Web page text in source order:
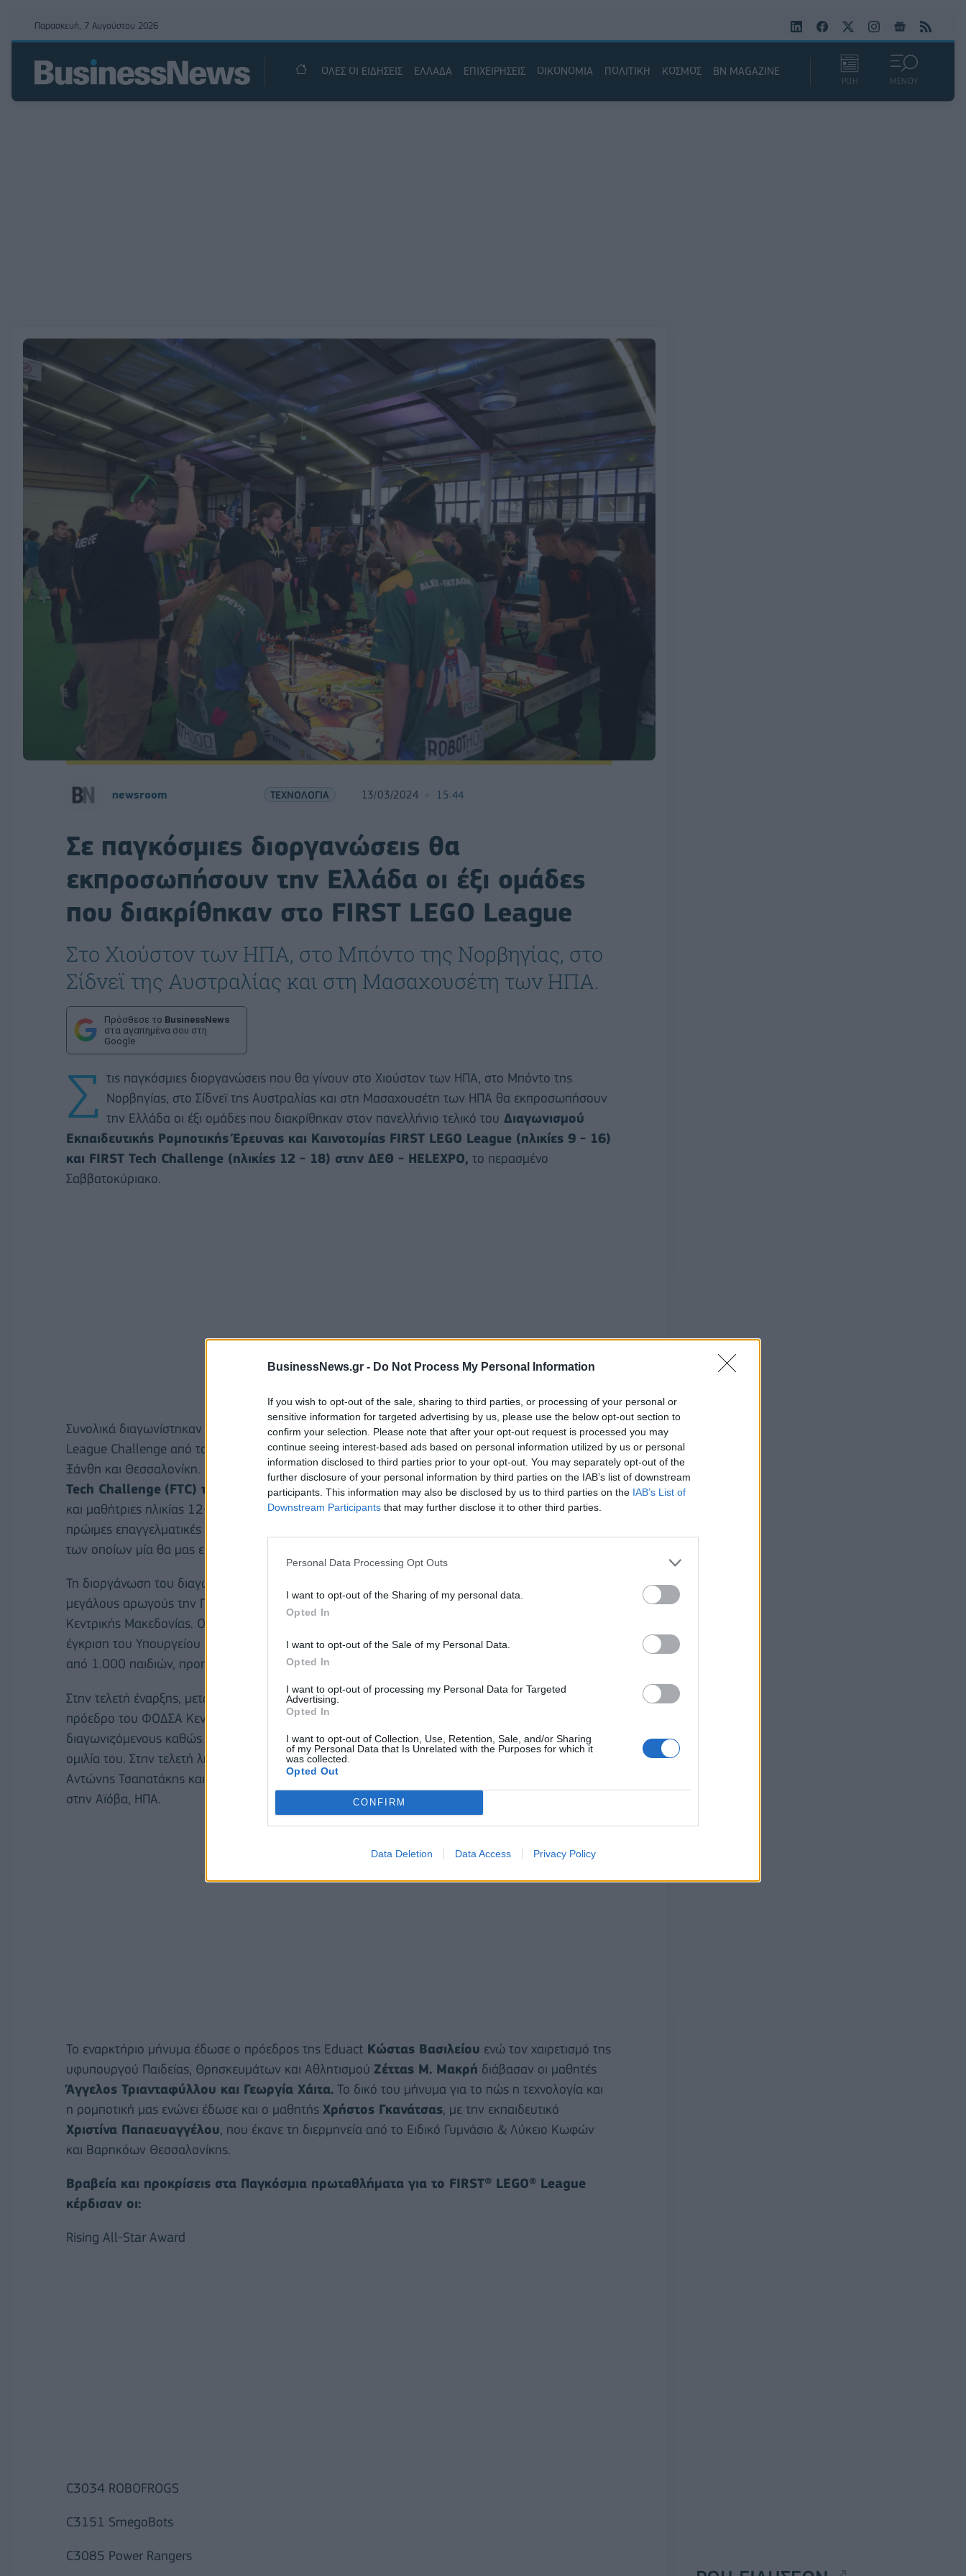
BusinessNews.gr - Do Not Process My Personal Information
If you wish to opt-out of the sale, sharing to third parties, or processing of your personal or
sensitive information for targeted advertising by us, please use the below opt-out section to
confirm your selection. Please note that after your opt-out request is processed you may
continue seeing interest-based ads based on personal information utilized by us or personal
information disclosed to third parties prior to your opt-out. You may separately opt-out of the
further disclosure of your personal information by third parties on the IAB’s list of downstream
participants. This information may also be disclosed by us to third parties on the IAB’s List of
Downstream Participants that may further disclose it to other third parties.
Personal Data Processing Opt Outs
I want to opt-out of the Sharing of my personal data.
Opted In
I want to opt-out of the Sale of my Personal Data.
Opted In
I want to opt-out of processing my Personal Data for Targeted
Advertising.
Opted In
I want to opt-out of Collection, Use, Retention, Sale, and/or Sharing
of my Personal Data that Is Unrelated with the Purposes for which it
was collected.
Opted Out
CONFIRM
Data Deletion Data Access Privacy Policy
Παρασκευή, 7 Αυγούστου 2026
ΟΛΕΣ ΟΙ ΕΙΔΗΣΕΙΣ ΕΛΛΑΔΑ ΕΠΙΧΕΙΡΗΣΕΙΣ ΟΙΚΟΝΟΜΙΑ ΠΟΛΙΤΙΚΗ ΚΟΣΜΟΣ BN MAGAZINE
ΡΟΗ ΜΕΝΟΥ
newsroom ΤΕΧΝΟΛΟΓΙΑ 13/03/2024 15:44
Σε παγκόσμιες διοργανώσεις θα
εκπροσωπήσουν την Ελλάδα οι έξι ομάδες
που διακρίθηκαν στο FIRST LEGO League
Στο Χιούστον των ΗΠΑ, στο Μπόντο της Νορβηγίας, στο
Σίδνεϊ της Αυστραλίας και στη Μασαχουσέτη των ΗΠΑ.
Πρόσθεσε το BusinessNews
στα αγαπημένα σου στη
Google
Σ τις παγκόσμιες διοργανώσεις που θα γίνουν στο Χιούστον των ΗΠΑ, στο Μπόντο της
Νορβηγίας, στο Σίδνεϊ της Αυστραλίας και στη Μασαχουσέτη των ΗΠΑ θα εκπροσωπήσουν
την Ελλάδα οι έξι ομάδες που διακρίθηκαν στον πανελλήνιο τελικό του Διαγωνισμού
Εκπαιδευτικής Ρομποτικής Έρευνας και Καινοτομίας FIRST LEGO League (ηλικίες 9 - 16)
και FIRST Tech Challenge (ηλικίες 12 - 18) στην ΔΕΘ - HELEXPΟ, το περασμένο
Σαββατοκύριακο.
Συνολικά διαγωνίστηκαν 56 ομάδες που είχαν προκριθεί νωρίτερα στην κατηγορία FIRST LEGO
League Challenge από τους Περιφερειακούς σε Αθήνα, Ρόδο, Γιάννενα, Κρήτη, Σπάρτη, Βόλο,
Ξάνθη και Θεσσαλονίκη. Για πρώτη φορά φέτος πραγματοποιήθηκε ταυτόχρονα και τοFIRST
Tech Challenge (FTC) το μεγαλύτερο πρόγραμμα STEM παγκοσμίως, εμπλέκοντας μαθητές
και μαθήτριες ηλικίας 12-18 ετών στον κόσμο της βιομηχανικής ρομποτικής και καλλιεργώντας
πρώιμες επαγγελματικές δεξιότητες, με τη συμμετοχή 16 ομάδων από Ελλάδα και εξωτερικό, εκ
των οποίων μία θα μας εκπροσωπήσει στο Houston, USA FIRST Championship.
Τη διοργάνωση του διαγωνισμού ανέλαβε η Eduact σε συνεργασία με το Δήμο Θεσσαλονίκης και
μεγάλους αρωγούς την Περιφερειακή Ένωση Δήμων Κεντρικής Μακεδονίας και τον ΦΟΔΣΑ
Κεντρικής Μακεδονίας. Ο Πανελλήνιος Τελικός για τα προγράμματα της FIRST διεξήχθη με την
έγκριση του Υπουργείου Παιδείας Θρησκευμάτων και Αθλητισμού, με τη συμμετοχή περισσότερων
από 1.000 παιδιών, προπονητών και εθελοντών.
Στην τελετή έναρξης, μετά την παρέλαση των ομάδων ακολούθησε καλωσόρισμα από τον
πρόεδρο του ΦΟΔΣΑ Κεντρικής Μακεδονίας Μιχάλη Γεράνη, ο οποίος χαιρέτησε τους
διαγωνιζόμενους καθώς και από τον πρόεδρο της Eduact Κώστα Βασιλείου με την εναρκτήρια
ομιλία του. Στην τελετή λήξης του διαγωνισμού τις απονομές των φιναλίστ έκαναν ο Ambassador
Αντώνης Τσαπατάκης και η επίτιμη καλεσμένη Rebecca Whitaker FTC program delivery partner
στην Αϊόβα, HΠΑ.
Το εναρκτήριο μήνυμα έδωσε ο πρόεδρος της Eduact Κώστας Βασιλείου ενώ τον χαιρετισμό της
υφυπουργού Παιδείας, Θρησκευμάτων και Αθλητισμού Ζέττας Μ. Μακρή διάβασαν οι μαθητές
Άγγελος Τριανταφύλλου και Γεωργία Χάιτα. Το δικό του μήνυμα για το πώς η τεχνολογία και
η ρομποτική μας ενώνει έδωσε και ο μαθητής Χρήστος Γκανάτσας , με την εκπαιδευτικό
Χριστίνα Παπαευαγγέλου , που έκανε τη διερμηνεία από το Ειδικό Γυμνάσιο & Λύκειο Κωφών
και Βαρηκόων Θεσσαλονίκης.
Βραβεία και προκρίσεις στα Παγκόσμια πρωταθλήματα για το FIRST® LEGO® League
κέρδισαν οι:
Rising All-Star Award
C3034 ROBOFROGS
C3151 SmegoBots
C3085 Power Rangers